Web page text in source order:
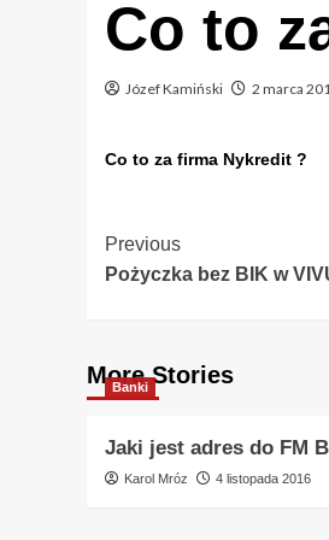
Co to
Józef Kamiński 2 marca
Co to za firma Nykredit ?
Post
Navigation
Previous
Pożyczka bez BIK w
More Stories
Banki
Jaki jest adres do FM
Karol Mróz 4 listopada 2016